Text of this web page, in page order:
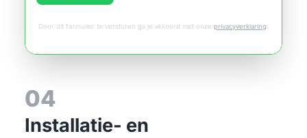
Door dit formulier te versturen ga je akkoord met onze privacyverklaring.
04
Installatie- en